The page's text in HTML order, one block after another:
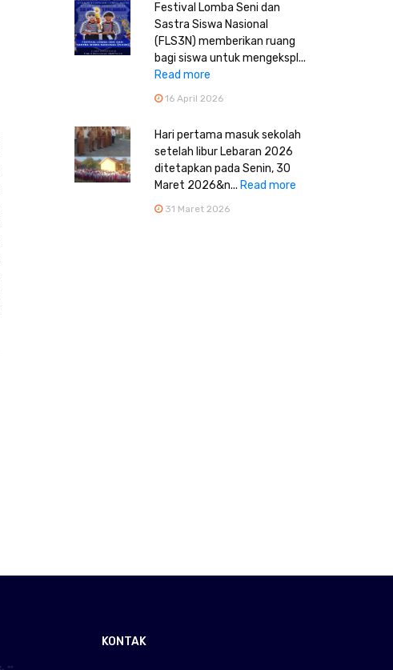
Festival Lomba Seni dan
Sastra Siswa Nasional
(FLS3N) memberikan ruang
bagi siswa untuk mengekspl...
Read more
16 April 2026
Hari pertama masuk sekolah
setelah libur Lebaran 2026
ditetapkan pada Senin, 30
Maret 2026&n... Read more
31 Maret 2026
KONTAK